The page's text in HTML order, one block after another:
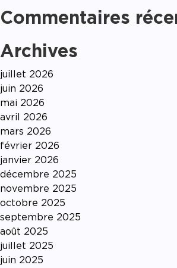
Commentaires
Archives
juillet 2026
juin 2026
mai 2026
avril 2026
mars 2026
février 2026
janvier 2026
décembre 2025
novembre 2025
octobre 2025
septembre 2025
août 2025
juillet 2025
juin 2025